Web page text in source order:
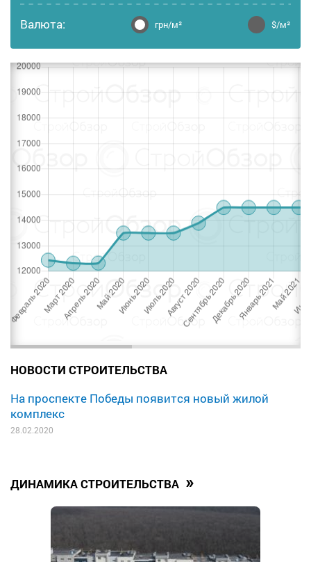
Валюта: грн/м² $/м²
НОВОСТИ СТРОИТЕЛЬСТВА
На проспекте Победы появится новый жилой
комплекс
28.02.2020
ДИНАМИКА СТРОИТЕЛЬСТВА »